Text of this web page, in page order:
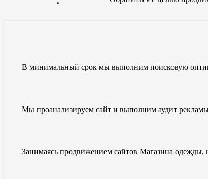
В минимальный срок мы выполним поисковую
Мы проанализируем сайт и выполним аудит
Занимаясь продвижением сайтов Магазина